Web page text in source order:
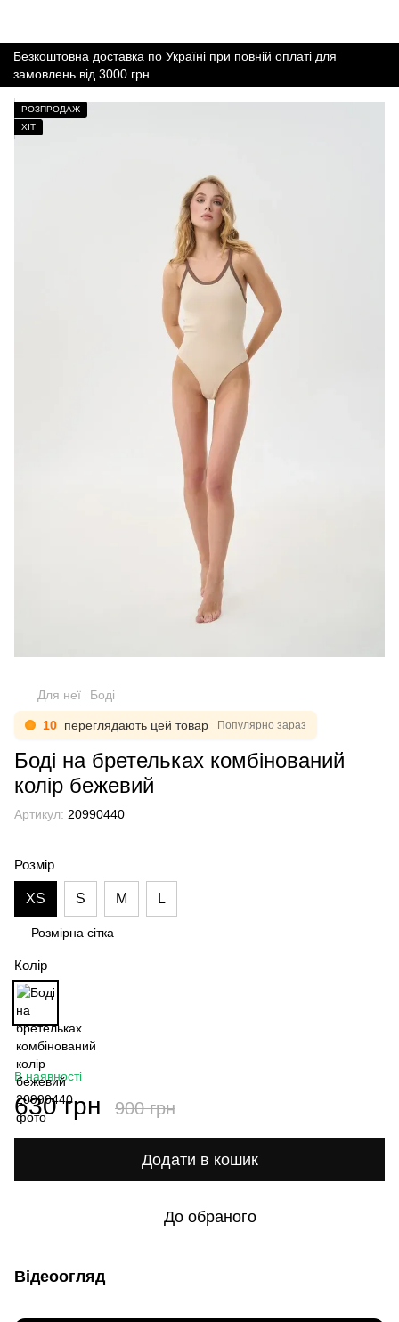
Безкоштовна доставка по Україні при повній оплаті для
замовлень від 3000 грн
РОЗПРОДАЖ
ХІТ
Для неї Боді
10 переглядають цей товар Популярно зараз
Боді на бретельках комбінований
колір бежевий
Артикул: 20990440
Розмір
XS S M L
Розмірна сітка
Колір
В наявності
630 грн 900 грн
Додати в кошик
До обраного
Відеоогляд